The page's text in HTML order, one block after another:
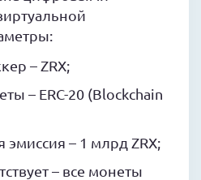
– ZRX;
– ERC-20 (Blockchain
эмиссия – 1 млрд ZRX;
– все монеты